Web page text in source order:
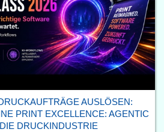
AUSLÖSEN:
PRINT EXCELLENCE: AGENTIC
DRUCKINDUSTRIE